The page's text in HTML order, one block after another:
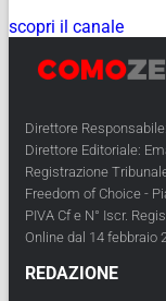
scopri il canale
Direttore
Direttore Editoriale:
Registrazione
Freedom of Choice -
PIVA Cf e N° Iscr.
Online dal 14 febbraio
REDAZIONE